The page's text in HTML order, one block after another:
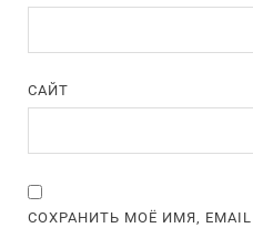
САЙТ
СОХРАНИТЬ МОЁ ИМЯ,